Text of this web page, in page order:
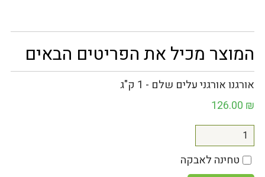
המוצר מכיל את הפריטים הבאים
אורגנו אורגני עלים שלם - 1 ק"ג
126.00 ₪
טחינה לאבקה